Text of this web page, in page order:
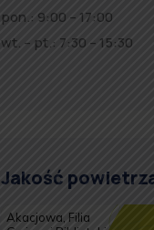
pon.: 9:00 – 17:00
wt. – pt.: 7:30 – 15:30
Jakość